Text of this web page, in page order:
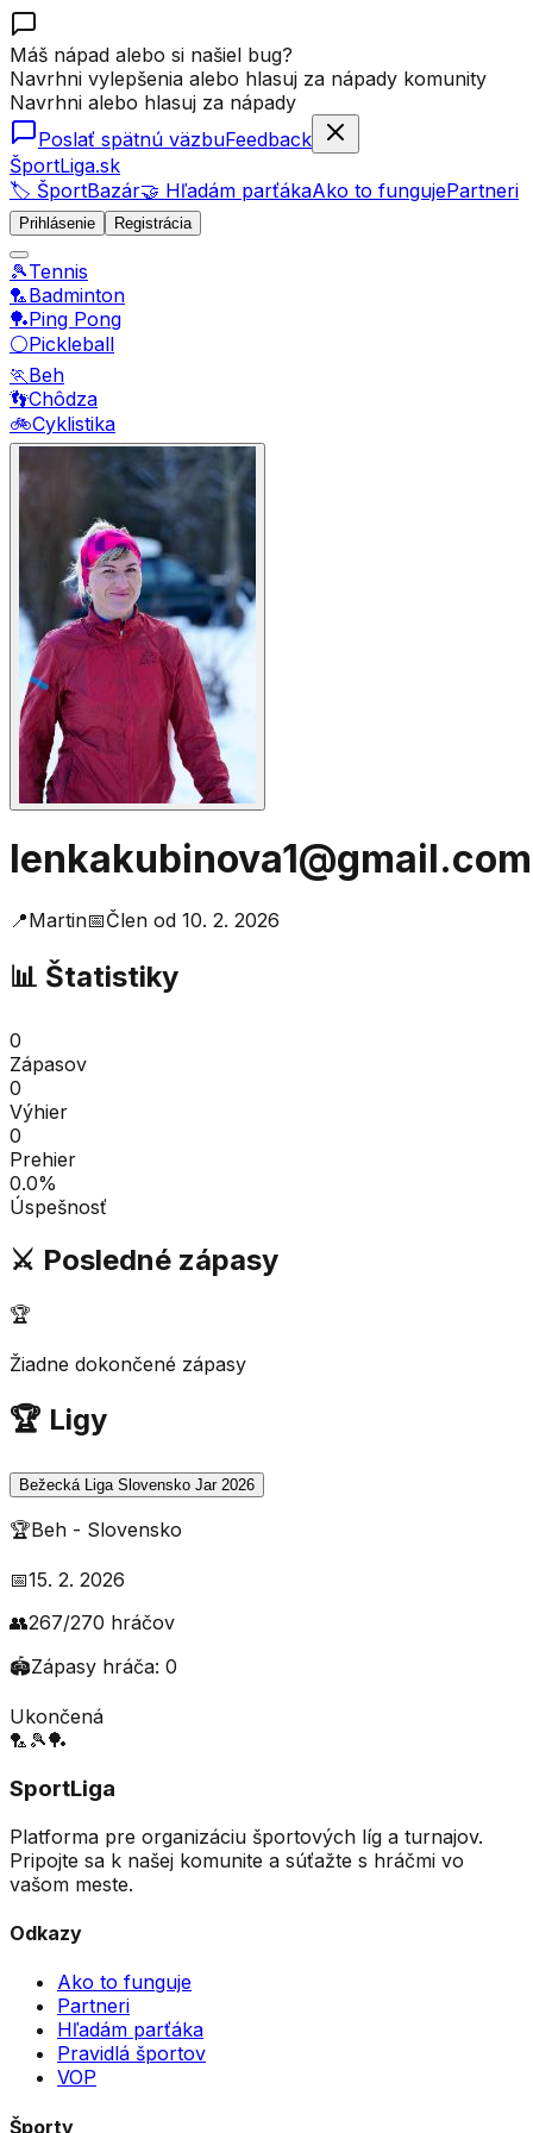
Máš nápad alebo si našiel bug?
Navrhni vylepšenia alebo hlasuj za nápady komunity
Navrhni alebo hlasuj za nápady
Poslať spätnú väzbuFeedback
ŠportLiga.sk
🏷️ ŠportBazár🤝 Hľadám parťákaAko to fungujePartneri
Prihlásenie Registrácia
🎾Tennis
🏸Badminton
🏓Ping Pong
⚪Pickleball
🏃Beh
👣Chôdza
🚲Cyklistika
lenkakubinova1@gmail.com
📍Martin📅Člen od 10. 2. 2026
📊 Štatistiky
0
Zápasov
0
Výhier
0
Prehier
0.0%
Úspešnosť
⚔️ Posledné zápasy
🏆
Žiadne dokončené zápasy
🏆 Ligy
Bežecká Liga Slovensko Jar 2026
🏆Beh - Slovensko
📅15. 2. 2026
👥267/270 hráčov
🏟️Zápasy hráča: 0
Ukončená
🏸 🎾🏓
SportLiga
Platforma pre organizáciu športových líg a turnajov.
Pripojte sa k našej komunite a súťažte s hráčmi vo
vašom meste.
Odkazy
Ako to funguje
Partneri
Hľadám parťáka
Pravidlá športov
VOP
Športy